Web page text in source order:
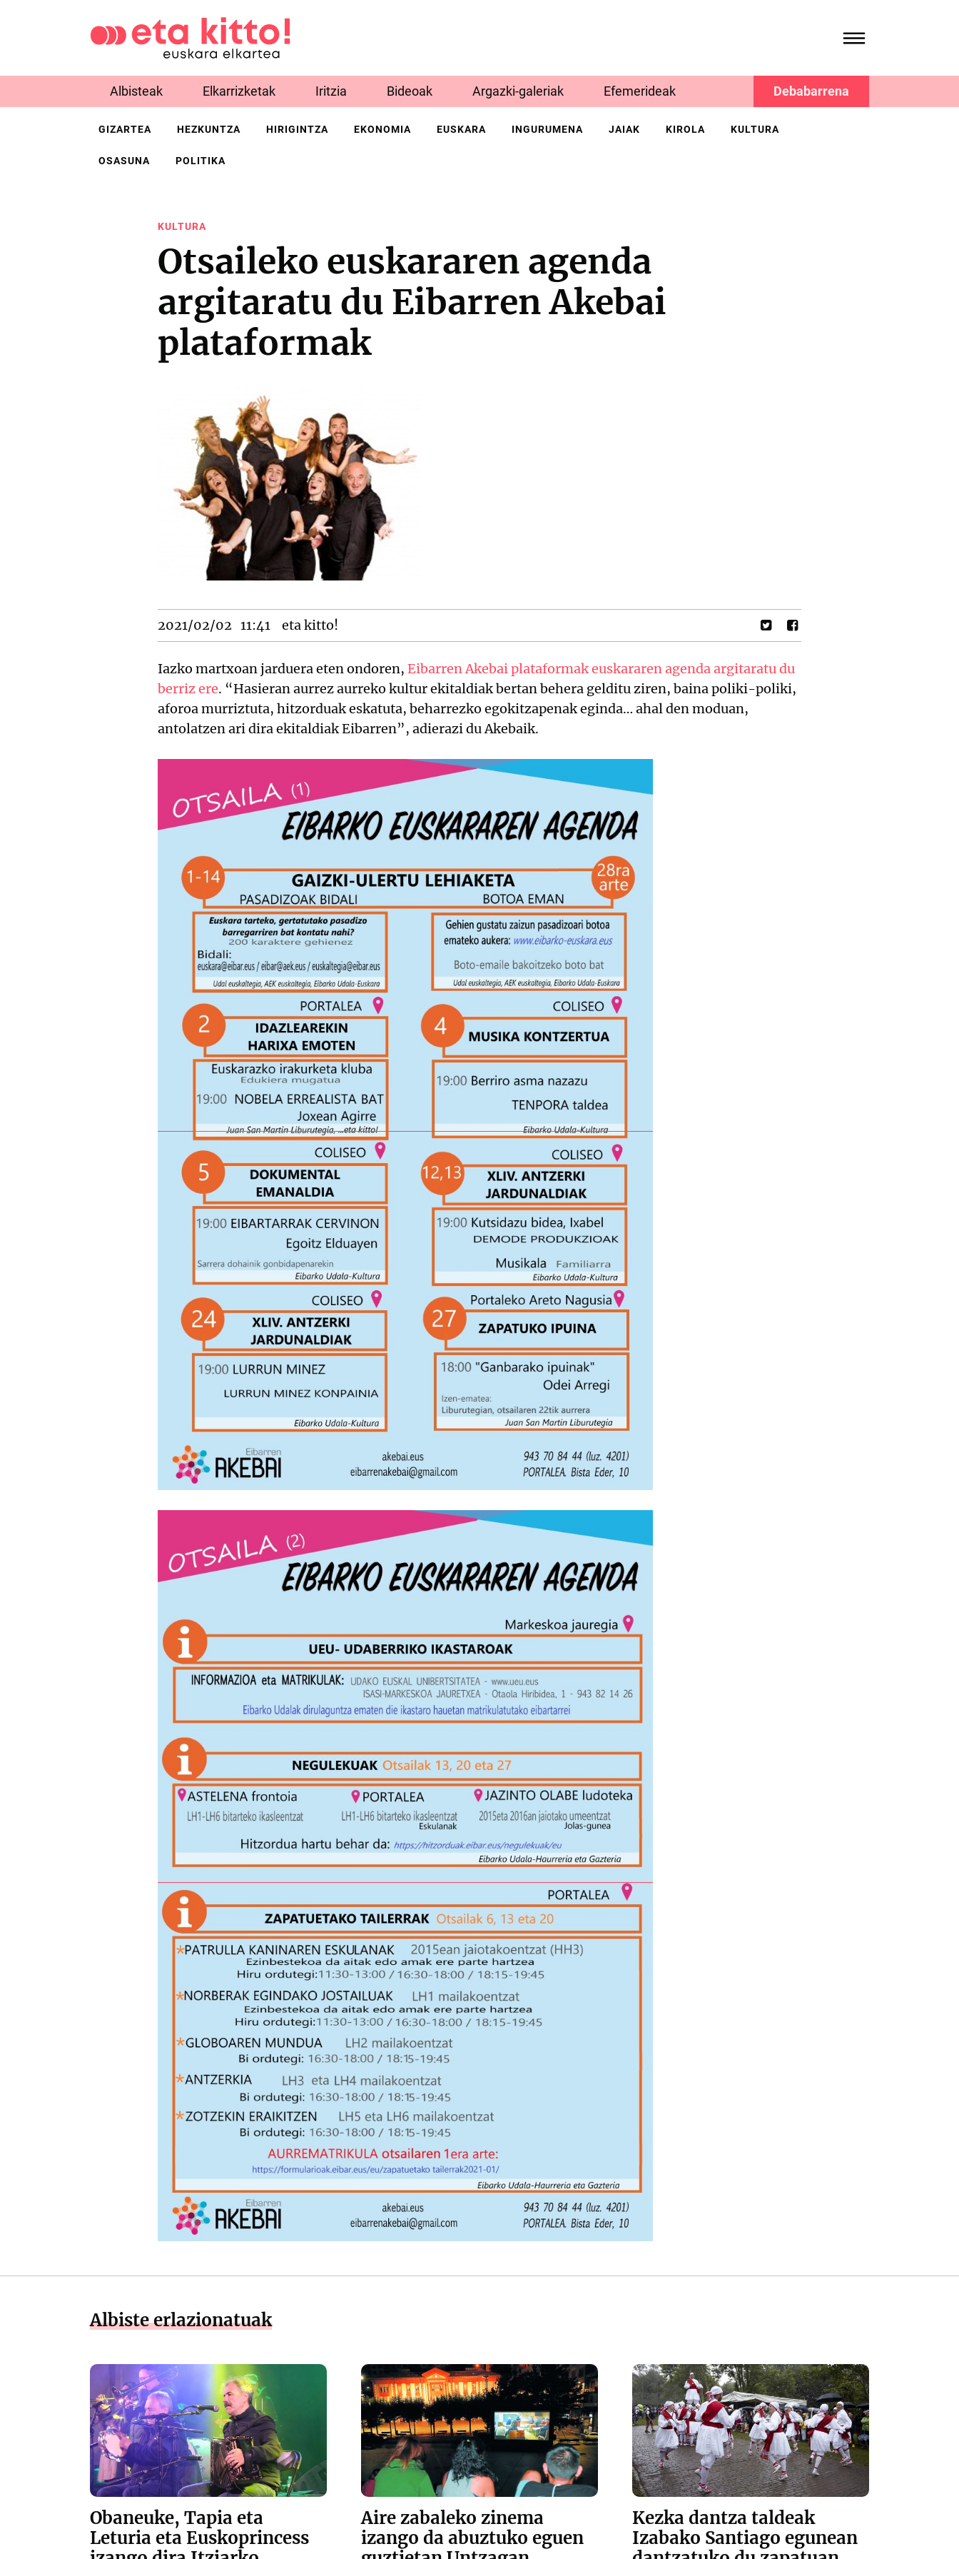
Albisteak Elkarrizketak Iritzia Bideoak Argazki-galeriak Efemerideak Debabarrena
GIZARTEA HEZKUNTZA HIRIGINTZA EKONOMIA EUSKARA INGURUMENA JAIAK KIROLA KULTURA
OSASUNA POLITIKA
KULTURA
Otsaileko euskararen agenda
argitaratu du Eibarren Akebai
plataformak
2021/02/02 11:41 eta kitto!
Iazko martxoan jarduera eten ondoren, Eibarren Akebai plataformak euskararen agenda argitaratu du
berriz ere. “Hasieran aurrez aurreko kultur ekitaldiak bertan behera gelditu ziren, baina poliki-poliki,
aforoa murriztuta, hitzorduak eskatuta, beharrezko egokitzapenak eginda… ahal den moduan,
antolatzen ari dira ekitaldiak Eibarren”, adierazi du Akebaik.
Albiste erlazionatuak
Obaneuke, Tapia eta
Leturia eta Euskoprincess
Aire zabaleko zinema
izango da abuztuko eguen
Kezka dantza taldeak
Izabako Santiago egunean